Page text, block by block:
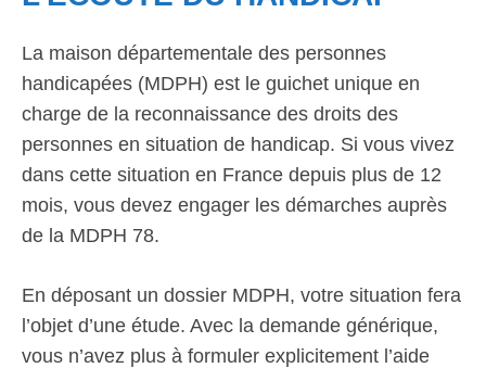
La maison départementale des personnes
handicapées (MDPH) est le guichet unique en
charge de la reconnaissance des droits des
personnes en situation de handicap. Si vous vivez
dans cette situation en France depuis plus de 12
mois, vous devez engager les démarches auprès
de la MDPH 78.
En déposant un dossier MDPH, votre situation fera
l’objet d’une étude. Avec la demande générique,
vous n’avez plus à formuler explicitement l’aide